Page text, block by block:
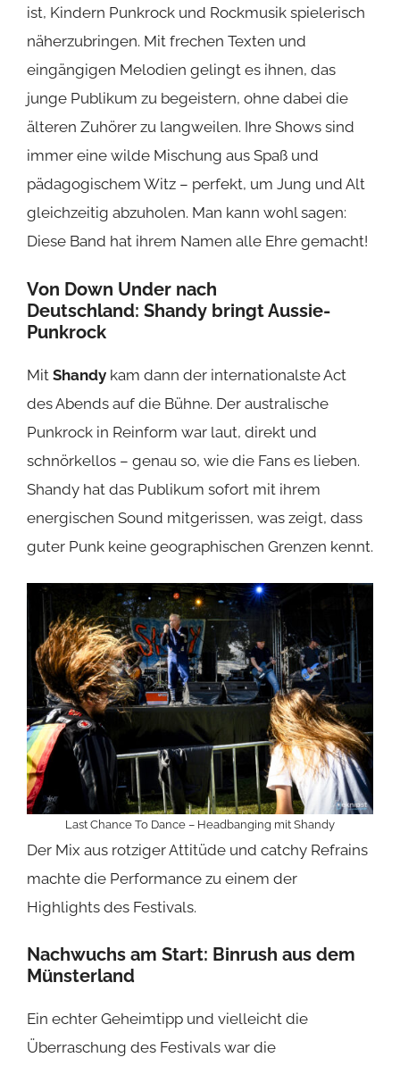
ist, Kindern Punkrock und Rockmusik spielerisch
näherzubringen. Mit frechen Texten und
eingängigen Melodien gelingt es ihnen, das
junge Publikum zu begeistern, ohne dabei die
älteren Zuhörer zu langweilen. Ihre Shows sind
immer eine wilde Mischung aus Spaß und
pädagogischem Witz – perfekt, um Jung und Alt
gleichzeitig abzuholen. Man kann wohl sagen:
Diese Band hat ihrem Namen alle Ehre gemacht!
Von Down Under nach
Deutschland: Shandy bringt Aussie-
Punkrock
Mit Shandy kam dann der internationalste Act
des Abends auf die Bühne. Der australische
Punkrock in Reinform war laut, direkt und
schnörkellos – genau so, wie die Fans es lieben.
Shandy hat das Publikum sofort mit ihrem
energischen Sound mitgerissen, was zeigt, dass
guter Punk keine geographischen Grenzen kennt.
Last Chance To Dance – Headbanging mit Shandy
Der Mix aus rotziger Attitüde und catchy Refrains
machte die Performance zu einem der
Highlights des Festivals.
Nachwuchs am Start: Binrush aus dem
Münsterland
Ein echter Geheimtipp und vielleicht die
Überraschung des Festivals war die